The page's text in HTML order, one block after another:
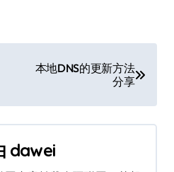
本地DNS的更新方法
分享
dawei